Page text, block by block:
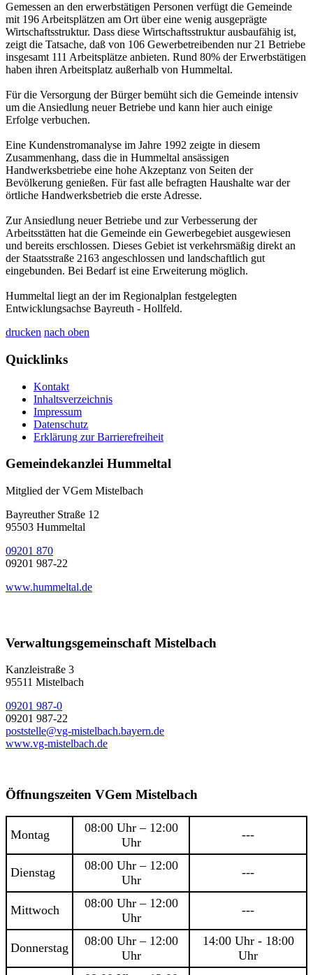
Gemessen an den erwerbstätigen Personen verfügt die Gemeinde
mit 196 Arbeitsplätzen am Ort über eine wenig ausgeprägte
Wirtschaftsstruktur. Dass diese Wirtschaftsstruktur ausbaufähig ist,
zeigt die Tatsache, daß von 106 Gewerbetreibenden nur 21 Betriebe
insgesamt 111 Arbeitsplätze anbieten. Rund 80% der Erwerbstätigen
haben ihren Arbeitsplatz außerhalb von Hummeltal.
Für die Versorgung der Bürger bemüht sich die Gemeinde intensiv
um die Ansiedlung neuer Betriebe und kann hier auch einige
Erfolge verbuchen.
Eine Kundenstromanalyse im Jahre 1992 zeigte in diesem
Zusammenhang, dass die in Hummeltal ansässigen
Handwerksbetriebe eine hohe Akzeptanz von Seiten der
Bevölkerung genießen. Für fast alle befragten Haushalte war der
örtliche Handwerksbetrieb die erste Adresse.
Zur Ansiedlung neuer Betriebe und zur Verbesserung der
Arbeitsstätten hat die Gemeinde ein Gewerbegebiet ausgewiesen
und bereits erschlossen. Dieses Gebiet ist verkehrsmäßig direkt an
der Staatsstraße 2163 angeschlossen und landschaftlich gut
eingebunden. Bei Bedarf ist eine Erweiterung möglich.
Hummeltal liegt an der im Regionalplan festgelegten
Entwicklungsachse Bayreuth - Hollfeld.
drucken nach oben
Quicklinks
Kontakt
Inhaltsverzeichnis
Impressum
Datenschutz
Erklärung zur Barrierefreiheit
Gemeindekanzlei Hummeltal
Mitglied der VGem Mistelbach
Bayreuther Straße 12
95503 Hummeltal
09201 870
09201 987-22
www.hummeltal.de
Verwaltungsgemeinschaft Mistelbach
Kanzleistraße 3
95511 Mistelbach
09201 987-0
09201 987-22
poststelle@vg-mistelbach.bayern.de
www.vg-mistelbach.de
Öffnungszeiten VGem Mistelbach
Montag
08:00 Uhr – 12:00
Uhr
---
Dienstag
08:00 Uhr – 12:00
Uhr
---
Mittwoch
08:00 Uhr – 12:00
Uhr
---
Donnerstag
08:00 Uhr – 12:00
Uhr
14:00 Uhr - 18:00
Uhr